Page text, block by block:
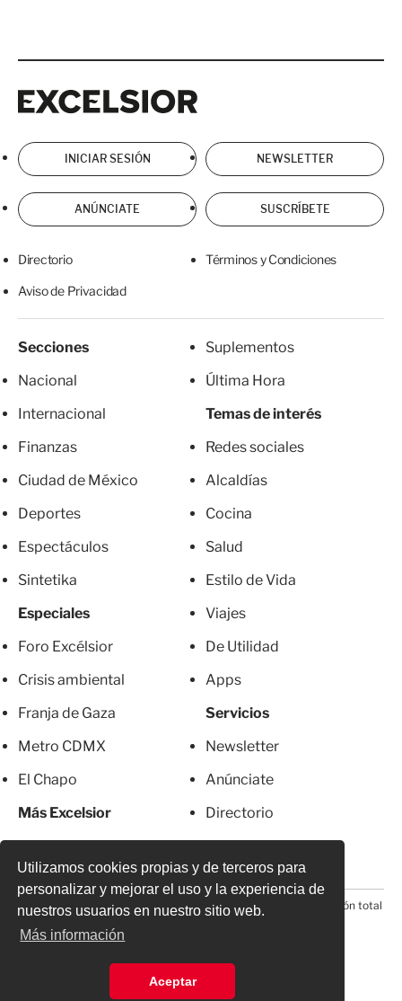
Utilizamos cookies propias y de terceros para
personalizar y mejorar el uso y la experiencia de
nuestros usuarios en nuestro sitio web.
Más información
Aceptar
INICIAR SESIÓN NEWSLETTER
ANÚNCIATE SUSCRÍBETE
Directorio Términos y Condiciones
Aviso de Privacidad
Secciones
Nacional
Internacional
Finanzas
Ciudad de México
Deportes
Espectáculos
Sintetika
Especiales
Foro Excélsior
Crisis ambiental
Franja de Gaza
Metro CDMX
El Chapo
Más Excelsior
Suplementos
Última Hora
Temas de interés
Redes sociales
Alcaldías
Cocina
Salud
Estilo de Vida
Viajes
De Utilidad
Apps
Servicios
Newsletter
Anúnciate
Directorio
© 2026 Todos los derechos reservados. Prohibida la reproducción total
o parcial, incluyendo cualquier medio electrónico*